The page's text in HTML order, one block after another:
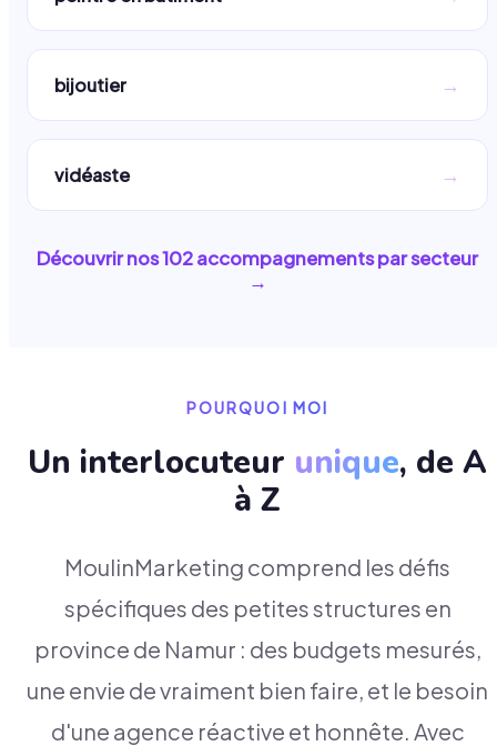
bijoutier →
vidéaste →
Découvrir nos102accompagnements par secteur
→
POURQUOI MOI
Un interlocuteur unique, de A
à Z
MoulinMarketing comprend les défis
spécifiques des petites structures en
province de Namur : des budgets mesurés,
une envie de vraiment bien faire, et le besoin
d'une agence réactive et honnête. Avec